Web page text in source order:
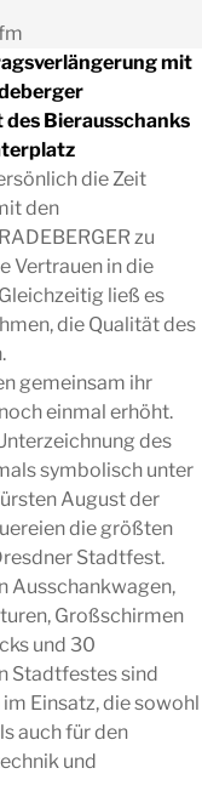
mit
Bierausschanks
die Zeit
den
zu
Vertrauen in die
ließ es
die Qualität des
gemeinsam ihr
einmal erhöht.
des
symbolisch unter
August der
die größten
Stadtfest.
Ausschankwagen,
Großschirmen
und 30
Stadtfestes sind
Einsatz, die sowohl
auch für den
und